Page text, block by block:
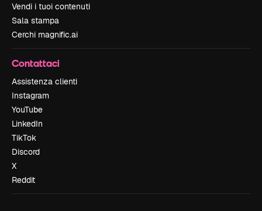
Vendi i tuoi contenuti
Sala stampa
Cerchi magnific.ai
Contattaci
Assistenza clienti
Instagram
YouTube
LinkedIn
TikTok
Discord
X
Reddit